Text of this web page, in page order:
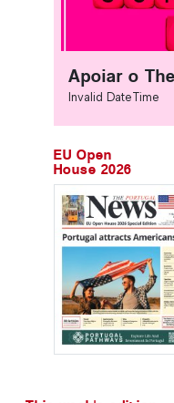
Apoiar o
Invalid DateTime
EU Open
House 2026